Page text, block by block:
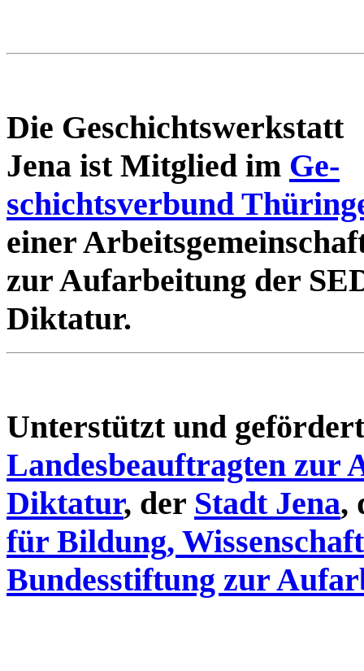
Die Geschichtswerkstatt
Jena ist Mitglied im Ge-
schichtsverbund
einer
zur Aufarbeitung der
Diktatur.
Unterstützt und
Landesbeauftragten zur
Diktatur, der Stadt Jena,
für Bildung,
Bundesstiftung zur